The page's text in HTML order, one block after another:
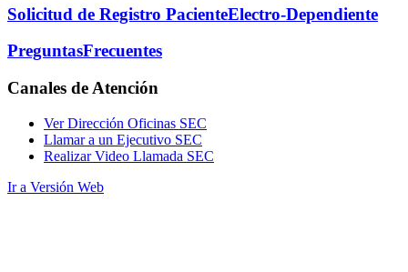
Solicitud de Registro PacienteElectro-Dependiente
PreguntasFrecuentes
Canales de Atención
Ver Dirección Oficinas SEC
Llamar a un Ejecutivo SEC
Realizar Video Llamada SEC
Ir a Versión Web